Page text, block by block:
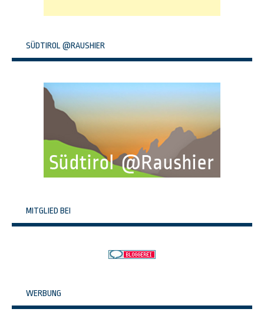
SÜDTIROL @RAUSHIER
MITGLIED BEI
WERBUNG